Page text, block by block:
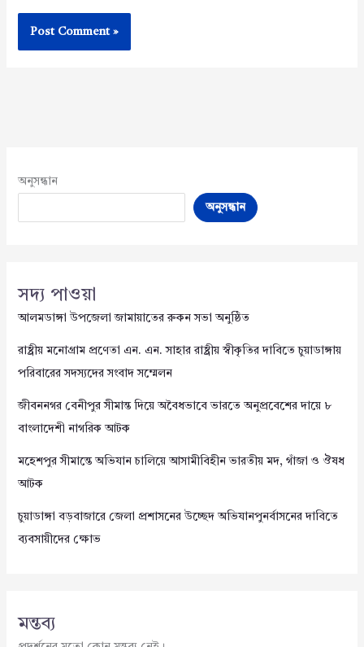
অনুসন্ধান
অনুসন্ধান
সদ্য পাওয়া
আলমডাঙ্গা উপজেলা জামায়াতের রুকন সভা অনুষ্ঠিত
রাষ্ট্রীয় মনোগ্রাম প্রণেতা এন. এন. সাহার রাষ্ট্রীয় স্বীকৃতির দাবিতে চুয়াডাঙ্গায়
পরিবারের সদস্যদের সংবাদ সম্মেলন
জীবননগর বেনীপুর সীমান্ত দিয়ে অবৈধভাবে ভারতে অনুপ্রবেশের দায়ে ৮
বাংলাদেশী নাগরিক আটক
মহেশপুর সীমান্তে অভিযান চালিয়ে আসামীবিহীন ভারতীয় মদ, গাঁজা ও ঔষধ
আটক
চুয়াডাঙ্গা বড়বাজারে জেলা প্রশাসনের উচ্ছেদ অভিযানপুনর্বাসনের দাবিতে
ব্যবসায়ীদের ক্ষোভ
মন্তব্য